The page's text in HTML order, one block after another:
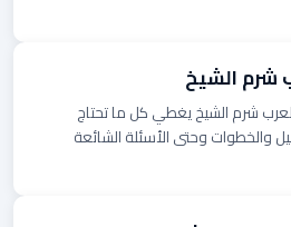
شرم الشيخ
شرم الشيخ يغطي كل ما تحتاج
والخطوات وحتى الأسئلة الشائعة